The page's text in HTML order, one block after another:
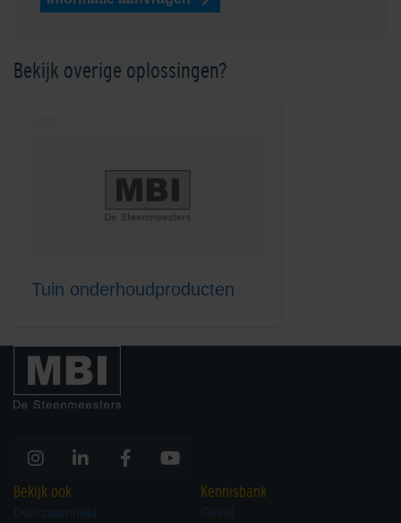
liter
Bekijk overige oplossingen?
Tuin onderhoudproducten
Bekijk ook
Duurzaamheid
Kennisbank
Gevel